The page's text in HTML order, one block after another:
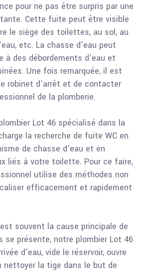
pour ne pas être surpris par une
Cette fuite peut être visible
le siège des toilettes, au sol, au
etc. La chasse d’eau peut
à des débordements d’eau et
Une fois remarquée, il est
robinet d’arrêt et de contacter
de la plomberie.
Lot 46 spécialisé dans la
la recherche de fuite WC en
de chasse d’eau et en
liés à votre toilette. Pour ce faire,
utilise des méthodes non
efficacement et rapidement
souvent la cause principale de
se présente, notre plombier Lot 46
d’eau, vide le réservoir, ouvre
nettoyer la tige dans le but de